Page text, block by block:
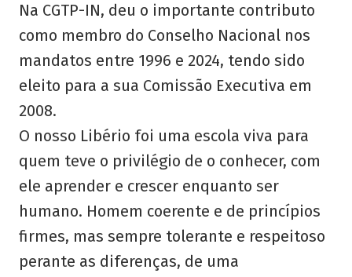
Na CGTP-IN, deu o importante contributo
como membro do Conselho Nacional nos
mandatos entre 1996 e 2024, tendo sido
eleito para a sua Comissão Executiva em
2008.
O nosso Libério foi uma escola viva para
quem teve o privilégio de o conhecer, com
ele aprender e crescer enquanto ser
humano. Homem coerente e de princípios
firmes, mas sempre tolerante e respeitoso
perante as diferenças, de uma